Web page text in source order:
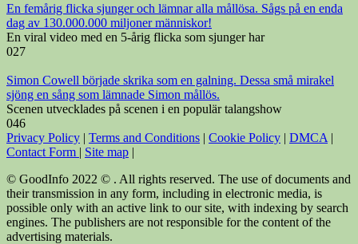
En femårig flicka sjunger och lämnar alla mållösa. Sågs på en enda
dag av 130.000.000 miljoner människor!
En viral video med en 5-årig flicka som sjunger har
027
Simon Cowell började skrika som en galning. Dessa små mirakel
sjöng en sång som lämnade Simon mållös.
Scenen utvecklades på scenen i en populär talangshow
046
Privacy Policy | Terms and Conditions | Cookie Policy | DMCA |
Contact Form | Site map |
© GoodInfo 2022 © . All rights reserved. The use of documents and
their transmission in any form, including in electronic media, is
possible only with an active link to our site, with indexing by search
engines. The publishers are not responsible for the content of the
advertising materials.